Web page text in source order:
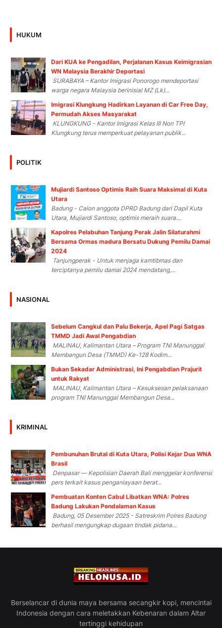
HUKUM
Dari KUA ke Pengadilan, Perjalanan Kasus Keimigrasian
WN Malaysia Berakhir Deportasi
SURABAYA – Kantor Imigrasi Ponorogo mendeportasi
warga negara Malaysia berinisial MZ (Lk)...
Imigrasi Klungkung Hadirkan Layanan di Car Free Day,
Permudah Akses Masyarakat
KLUNGKUNG - Kantor Imigrasi Kelas III Non TPI
Klungkung terus memperkuat pelayanan publik...
POLITIK
Mujiardi Santoso Optimis Raih Suara Maksimal di Kuta
Utara
Badung - Calon anggota DPRD Badung dari Dapil Kuta
Utara, Mujiardi Santoso, optimis meraih suara...
Kapolres Pelabuhan Tanjung Perak Jalin Silaturahmi
Bersama Ormas madura Bersatu Dukung Pemilu Damai
2024
Tanjungperak - Untuk menjaga kamtibmas dan
terciptanya pemilu damai 2024 mendatang,...
NASIONAL
Sebelum Cangkul dan Palu Bekerja, Apel Pagi Satgas
TMMD Jadi Awal Pengabdian
MALINAU, Kalimantan Utara – Program TNI Manunggal
Membangun Desa (TMMD) Ke-128 Kodim...
Bukan Sekadar Administrasi, Ini Pengabdian Prajurit
untuk Rakyat
MALINAU, Kalimantan Utara – Kesuksesan pelaksanaan
program TNI Manunggal Membangun Desa...
KRIMINAL
Pembunuhan Brutal di Kuta Utara, Polisi Kejar Dua WNA
Brasil
Denpasar — Kepolisian Daerah Bali menggelar konferensi
pers terkait kasus penganiayaan berat...
Pembuatan Konten Cabul Libatkan WNA: Polres
Badung Lakukan Pendalaman Kasus
Badung, 05 Desember 2025 - Satreskrim Polres Badung
berhasil mengungkap dugaan tindak pidana...
Berselancar di dunia maya bersama secangkir kopi, mencintai
Indonesia dengan cara meletakkan Kebenaran dalam Altar
tertinggi kehidupan